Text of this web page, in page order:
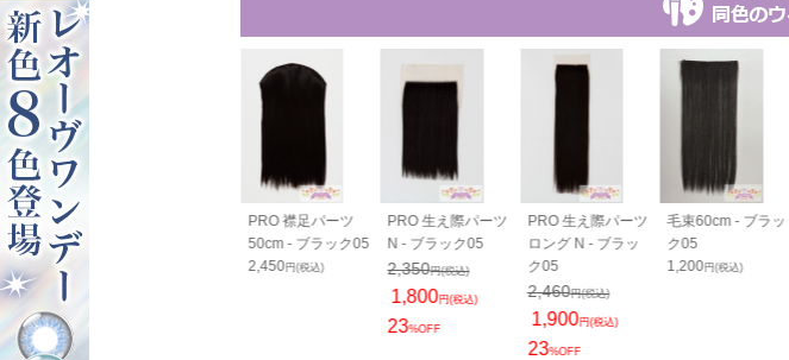
け目パーツ
ック05
PRO 襟足パーツ
50cm - ブラック05
2,450 円(税込)
PRO 生え際パーツ
N - ブラック05
2,350円(税込)
1,800円(税込)
23%OFF
PRO 生え際パーツ
ロング N - ブラッ
ク05
2,460円(税込)
1,900円(税込)
23%OFF
毛束60cm - ブラッ
ク05
1,200 円(税込)